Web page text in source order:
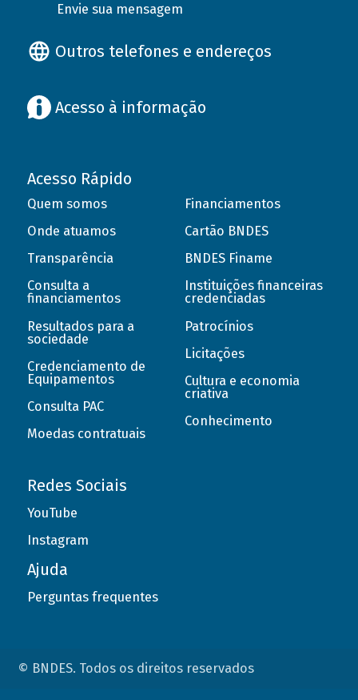
Envie sua mensagem
Outros telefones e endereços
Acesso à informação
Acesso Rápido
Quem somos
Onde atuamos
Transparência
Consulta a
financiamentos
Resultados para a
sociedade
Credenciamento de
Equipamentos
Consulta PAC
Moedas contratuais
Financiamentos
Cartão BNDES
BNDES Finame
Instituições financeiras
credenciadas
Patrocínios
Licitações
Cultura e economia
criativa
Conhecimento
Redes Sociais
YouTube
Instagram
Ajuda
Perguntas frequentes
© BNDES. Todos os direitos reservados